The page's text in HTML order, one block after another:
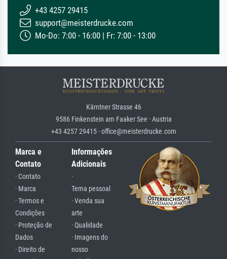
+43 4257 29415
support@meisterdrucke.com
Mo-Do: 7:00 - 16:00 | Fr: 7:00 - 13:00
Kärntner Strasse 46
9586 Finkenstein am Faaker See · Austria
+43 4257 29415 · office@meisterdrucke.com
Marca e
Contato
· Contato
· Marca
· Termos e
Condições
· Proteção de
Dados
· Direito de
Informações
Adicionais
·
Tema pessoal
· Venda sua
arte
· Qualidade
· Imagens do
nosso